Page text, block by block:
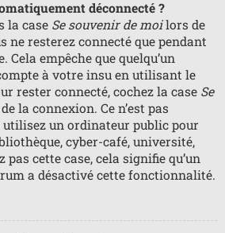
déconnecté ?
la case Se souvenir de moilors de
ne resterez connecté que pendant
Cela empêche que quelqu’un
à votre insu en utilisant le
rester connecté, cochez la case Se
la connexion. Ce n’est pas
un ordinateur public pour
cyber-café, université,
pas cette case, cela signifie qu’un
a désactivé cette fonctionnalité.